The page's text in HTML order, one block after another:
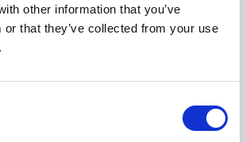
other information that you’ve
or that they’ve collected from your use
per i processi AP.
errori di registrazione
fattura o di un ordine verso
in Esker.